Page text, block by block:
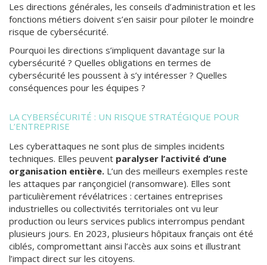
Les directions générales, les conseils d’administration et les
fonctions métiers doivent s’en saisir pour piloter le moindre
risque de cybersécurité.
Pourquoi les directions s’impliquent davantage sur la
cybersécurité ? Quelles obligations en termes de
cybersécurité les poussent à s’y intéresser ? Quelles
conséquences pour les équipes ?
LA CYBERSÉCURITÉ : UN RISQUE STRATÉGIQUE POUR
L’ENTREPRISE
Les cyberattaques ne sont plus de simples incidents
techniques. Elles peuvent paralyser l’activité d’une
organisation entière. L’un des meilleurs exemples reste
les attaques par rançongiciel (ransomware). Elles sont
particulièrement révélatrices : certaines entreprises
industrielles ou collectivités territoriales ont vu leur
production ou leurs services publics interrompus pendant
plusieurs jours. En 2023, plusieurs hôpitaux français ont été
ciblés, compromettant ainsi l’accès aux soins et illustrant
l’impact direct sur les citoyens.